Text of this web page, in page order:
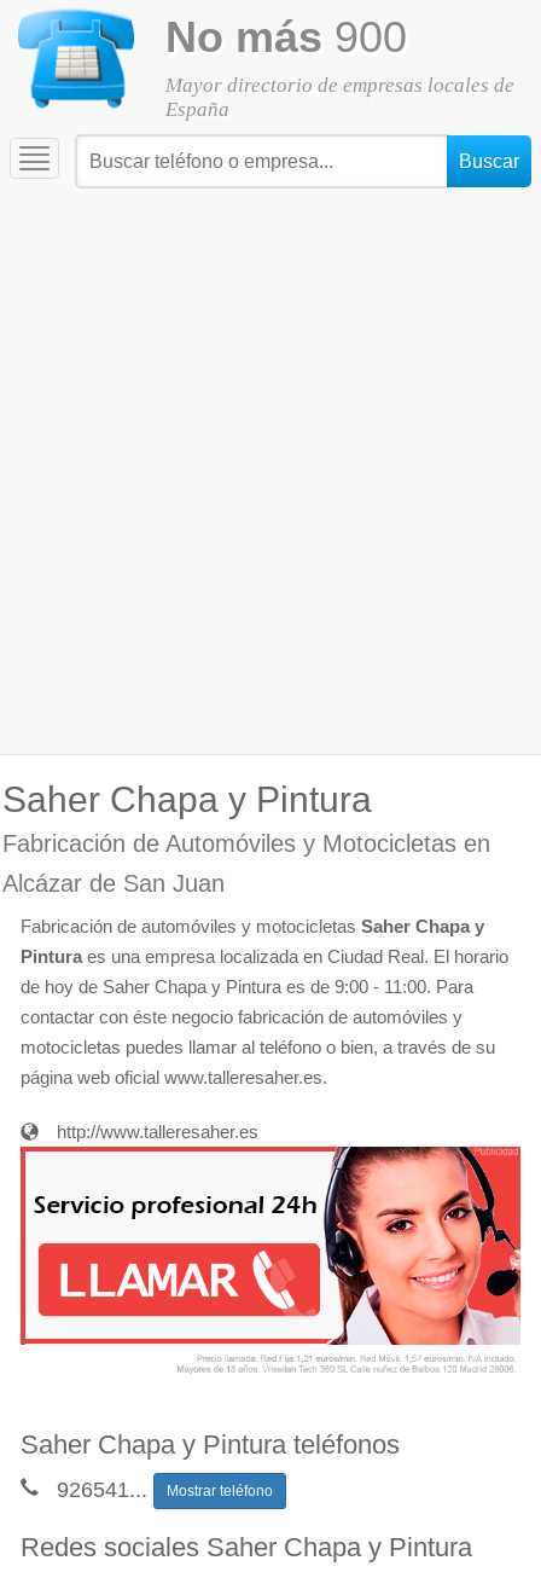
No más 900
Mayor directorio de empresas locales de
España
Toggle
navigation
Saher Chapa y Pintura
Fabricación de Automóviles y Motocicletas en
Alcázar de San Juan
Fabricación de automóviles y motocicletas Saher Chapa y
Pintura es una empresa localizada en Ciudad Real. El horario
de hoy de Saher Chapa y Pintura es de 9:00 - 11:00. Para
contactar con éste negocio fabricación de automóviles y
motocicletas puedes llamar al teléfono o bien, a través de su
página web oficial www.talleresaher.es.
http://www.talleresaher.es
Saher Chapa y Pintura teléfonos
926541... Mostrar teléfono
Redes sociales Saher Chapa y Pintura